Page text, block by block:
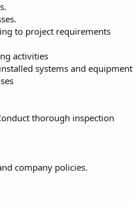
to project requirements
activities
systems and equipment
thorough inspection
company policies.